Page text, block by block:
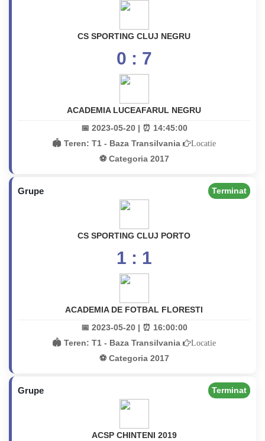
CS SPORTING CLUJ NEGRU
0 : 7
ACADEMIA LUCEAFARUL NEGRU
📅 2023-05-20 | ⏰ 14:45:00
🏟️ Teren: T1 - Baza Transilvania Locatie
⚽ Categoria 2017
Grupe Terminat
CS SPORTING CLUJ PORTO
1 : 1
ACADEMIA DE FOTBAL FLORESTI
📅 2023-05-20 | ⏰ 16:00:00
🏟️ Teren: T1 - Baza Transilvania Locatie
⚽ Categoria 2017
Grupe Terminat
ACSP CHINTENI 2019